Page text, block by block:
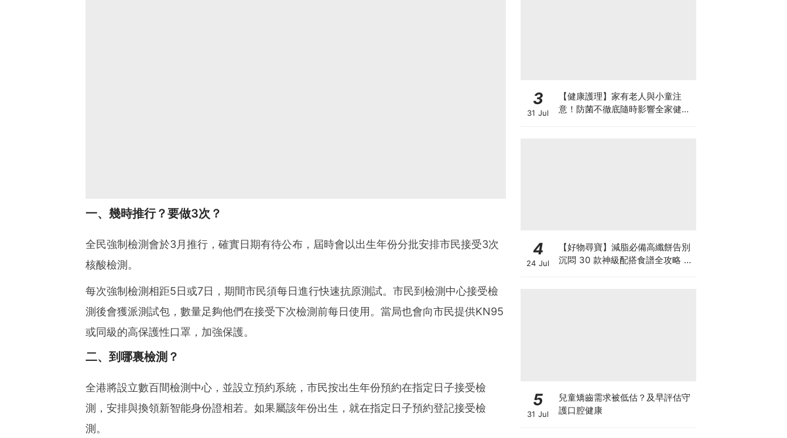
一、幾時推行？要做3次？
全民強制檢測會於3月推行，確實日期有待公布，屆時會以出生年份分批安排市民接受3次
核酸檢測。
每次強制檢測相距5日或7日，期間市民須每日進行快速抗原測試。市民到檢測中心接受檢
測後會獲派測試包，數量足夠他們在接受下次檢測前每日使用。當局也會向市民提供KN95
或同級的高保護性口罩，加強保護。
二、到哪裏檢測？
全港將設立數百間檢測中心，並設立預約系統，市民按出生年份預約在指定日子接受檢
測，安排與換領新智能身份證相若。如果屬該年份出生，就在指定日子預約登記接受檢
測。
3
31 Jul
【健康護理】家有老人與小童注
意！防菌不徹底隨時影響全家健康
4
24 Jul
【好物尋寶】減脂必備高纖餅告別
沉悶 30 款神級配搭食譜全攻略 日
5
31 Jul
兒童矯齒需求被低估？及早評估守
護口腔健康